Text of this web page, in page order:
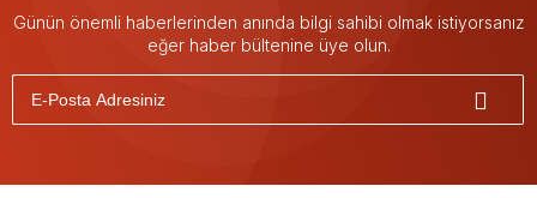
Günün önemli haberlerinden anında bilgi sahibi olmak istiyorsanız
eğer haber bültenine üye olun.